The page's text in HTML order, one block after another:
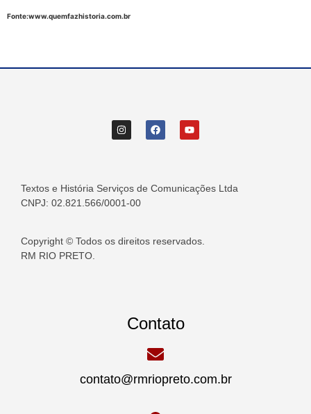
Fonte:www.quemfazhistoria.com.br
Textos e História Serviços de Comunicações Ltda
CNPJ: 02.821.566/0001-00
Copyright © Todos os direitos reservados.
RM RIO PRETO.
Contato
contato@rmriopreto.com.br